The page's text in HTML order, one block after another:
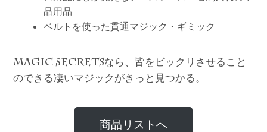
品用品
ベルトを使った貫通マジック・ギミック
MAGIC SECRETSなら、皆をビックリさせること
のできる凄いマジックがきっと見つかる。
商品リストへ